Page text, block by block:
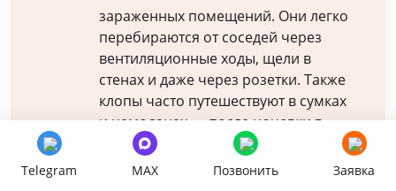
зараженных помещений. Они легко
перебираются от соседей через
вентиляционные ходы, щели в
стенах и даже через розетки. Также
клопы часто путешествуют в сумках
и чемоданах — после ночевки в
гостинице или поездки в поезде
они могут незаметно переехать к
Telegram MAX Позвонить Заявка